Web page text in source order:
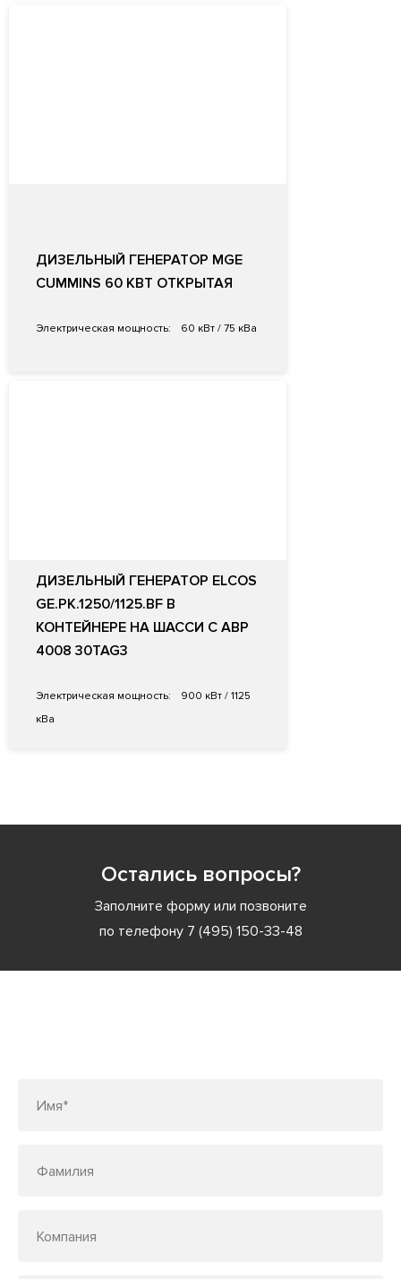
ДИЗЕЛЬНЫЙ ГЕНЕРАТОР MGE
СUMMINS 60 КВТ ОТКРЫТАЯ
Электрическая мощность: 60 кВт / 75 кВа
ДИЗЕЛЬНЫЙ ГЕНЕРАТОР ELCOS
GE.PK.1250/1125.BF В
КОНТЕЙНЕРЕ НА ШАССИ С АВР
4008 30TAG3
Электрическая мощность:
900 кВт / 1125
кВа
Остались вопросы?
Заполните форму или позвоните
по телефону 7 (495) 150-33-48
Имя*
Фамилия
Компания